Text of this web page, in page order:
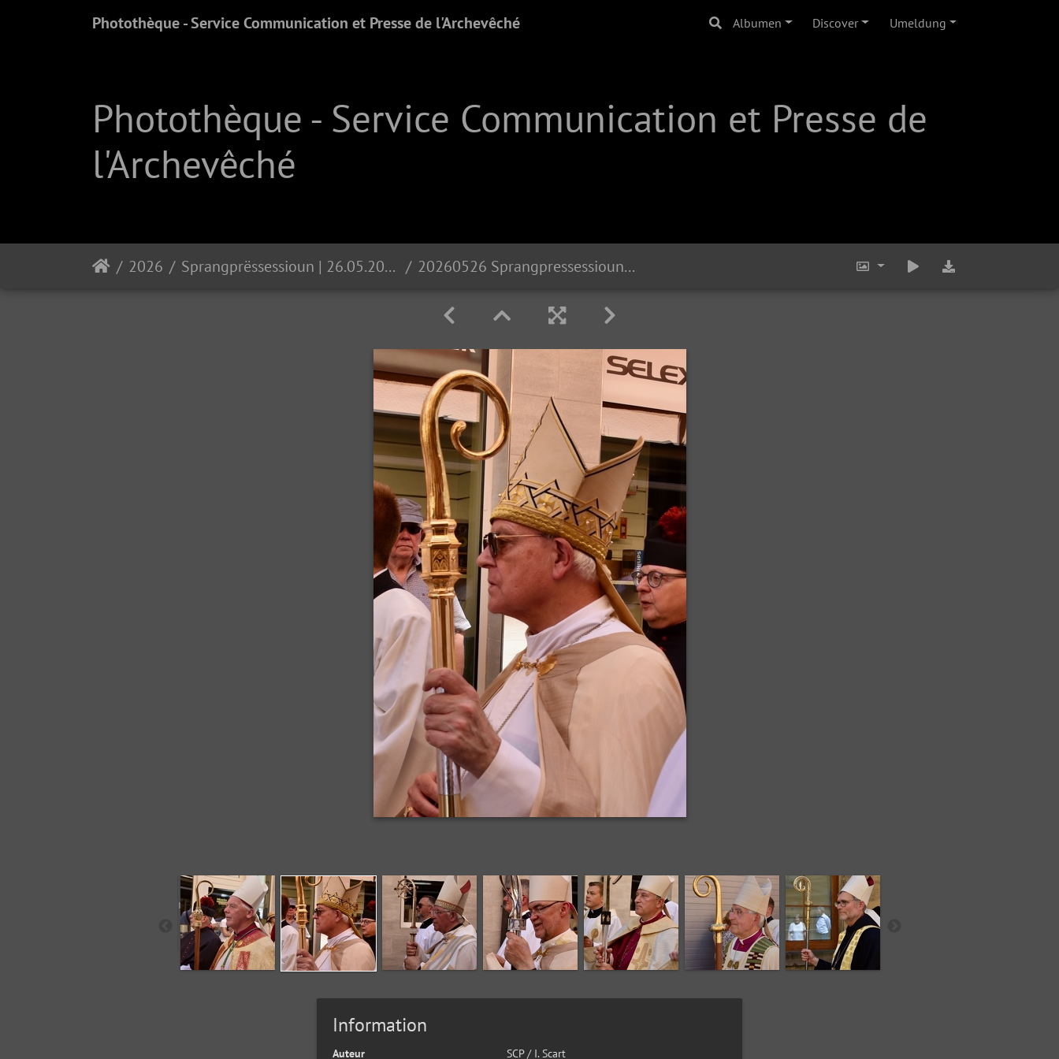
Photothèque - Service Communication et Presse de l'Archevêché Albumen Discover Umeldung
Photothèque - Service Communication et Presse de
l'Archevêché
2026 Sprangprëssessioun | 26.05.2026 20260526 Sprangpressessioun Echternach DSC 1534
Information
Auteur SCP / I. Scart